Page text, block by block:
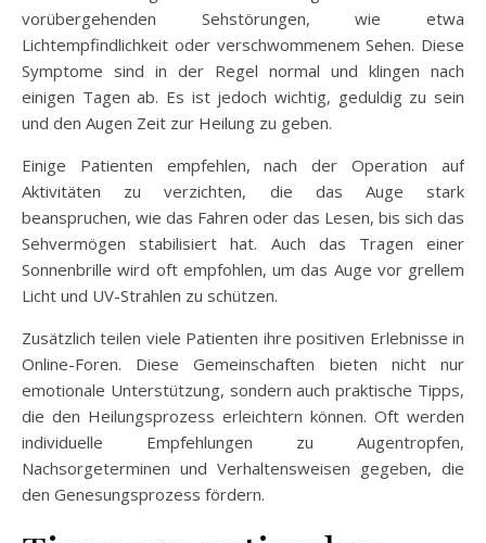
vorübergehenden Sehstörungen, wie etwa
Lichtempfindlichkeit oder verschwommenem Sehen. Diese
Symptome sind in der Regel normal und klingen nach
einigen Tagen ab. Es ist jedoch wichtig, geduldig zu sein
und den Augen Zeit zur Heilung zu geben.
Einige Patienten empfehlen, nach der Operation auf
Aktivitäten zu verzichten, die das Auge stark
beanspruchen, wie das Fahren oder das Lesen, bis sich das
Sehvermögen stabilisiert hat. Auch das Tragen einer
Sonnenbrille wird oft empfohlen, um das Auge vor grellem
Licht und UV-Strahlen zu schützen.
Zusätzlich teilen viele Patienten ihre positiven Erlebnisse in
Online-Foren. Diese Gemeinschaften bieten nicht nur
emotionale Unterstützung, sondern auch praktische Tipps,
die den Heilungsprozess erleichtern können. Oft werden
individuelle Empfehlungen zu Augentropfen,
Nachsorgeterminen und Verhaltensweisen gegeben, die
den Genesungsprozess fördern.